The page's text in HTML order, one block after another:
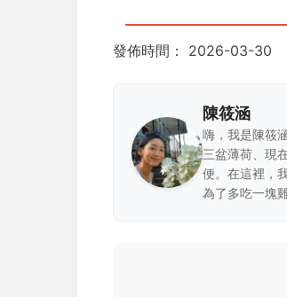
發佈時間： 2026-03-30
陳筱涵
嗨，我是陳筱
三盆薄荷、現
便。在這裡，
為了多吃一塊